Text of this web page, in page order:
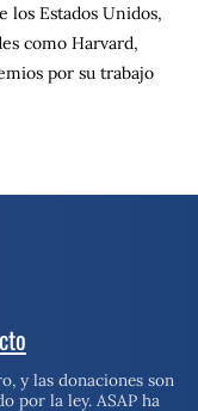
los Estados Unidos,
como Harvard,
por su trabajo
y las donaciones son
por la ley. ASAP ha